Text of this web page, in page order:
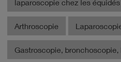
laparoscopie chez les équidés
Arthroscopie
Gastroscopie,